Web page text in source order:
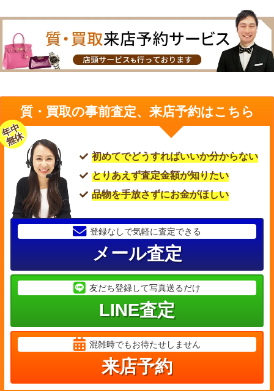
質・買取の事前査定、来店予約はこちら
年中
無休
初めてでどうすればいいか分からない
とりあえず査定金額が知りたい
品物を手放さずにお金がほしい
登録なしで気軽に査定できる
メール査定
友だち登録して写真送るだけ
LINE査定
混雑時でもお待たせしません
来店予約